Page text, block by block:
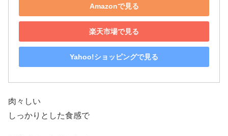
Amazonで見る
楽天市場で見る
Yahoo!ショッピングで見る
肉々しい
しっかりとした食感で